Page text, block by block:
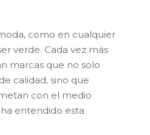
como en cualquier
verde. Cada vez más
marcas que no solo
calidad, sino que
con el medio
entendido esta